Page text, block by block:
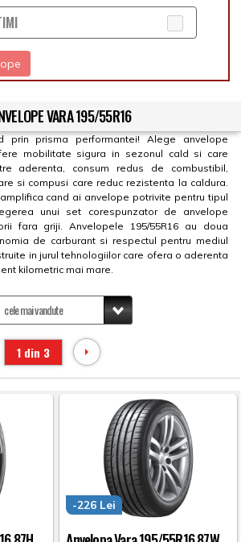
VARA 195/55R16
prin prisma performantei! Alege anvelope
mobilitate sigura in sezonul cald si care
aderenta, consum redus de combustibil,
si compusi care reduc rezistenta la caldura.
cand ai anvelope potrivite pentru tipul
unui set corespunzator de anvelope
fara griji. Anvelopele 195/55R16 au doua
de carburant si respectul pentru mediul
in jurul tehnologiilor care ofera o aderenta
kilometric mai mare.
1 din 3
-226 Lei